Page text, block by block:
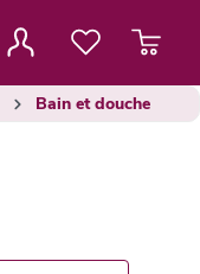
Bain et douche